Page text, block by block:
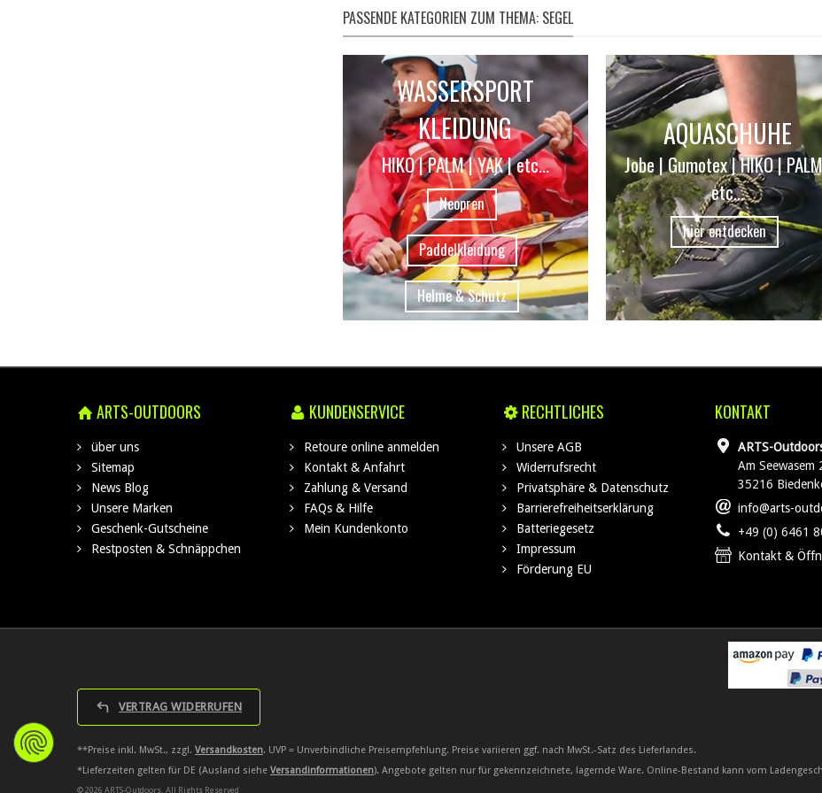
PASSENDE KATEGORIEN ZUM THEMA: SEGEL
WASSERSPORT
KLEIDUNG
HIKO | PALM | YAK | etc...
Neopren
Paddelkleidung
Helme & Schutz
AQUASCHUHE
Jobe | Gumotex | HIKO |
etc...
hier entdecken
ARTS-OUTDOORS
über uns
Sitemap
News Blog
Unsere Marken
Geschenk-Gutscheine
Restposten & Schnäppchen
KUNDENSERVICE
Retoure online anmelden
Kontakt & Anfahrt
Zahlung & Versand
FAQs & Hilfe
Mein Kundenkonto
RECHTLICHES
Unsere AGB
Widerrufsrecht
Privatsphäre & Datenschutz
Barrierefreiheitserklärung
Batteriegesetz
Impressum
Förderung EU
KONTAKT
ARTS-
Am Seewasem
35216
info@arts-
+49 (0) 6461
Kontakt &
VERTRAG WIDERRUFEN
**Preise inkl. MwSt., zzgl. Versandkosten. UVP = Unverbindliche Preisempfehlung. Preise variieren ggf. nach MwSt.-Satz des Lieferlandes.
*Lieferzeiten gelten für DE (Ausland siehe Versandinformationen). Angebote gelten nur für gekennzeichnete, lagernde Ware. Online-Bestand kann vom
© 2026 ARTS-Outdoors. All Rights Reserved